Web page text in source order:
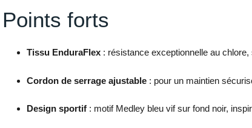
Points forts
Tissu EnduraFlex: résistance exceptionnelle au
Cordon de serrage ajustable: pour un maintien
Design sportif: motif Medley bleu vif sur fond noir,